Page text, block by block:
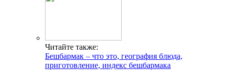
Читайте также:
Бешбармак – что это, география блюда,
приготовление, индекс бешбармака